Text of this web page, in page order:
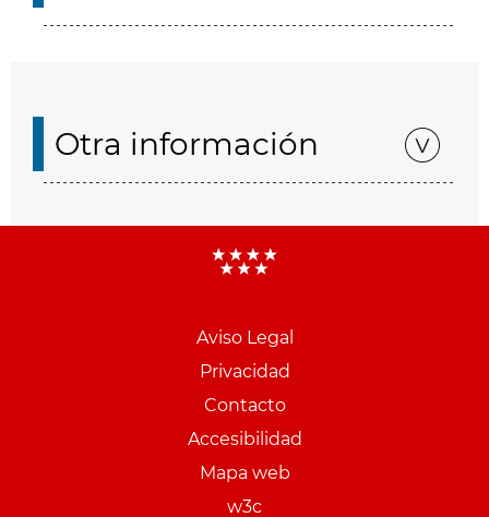
Otra información
Aviso Legal
Privacidad
Contacto
Accesibilidad
Mapa web
w3c